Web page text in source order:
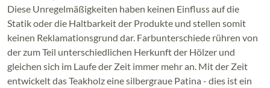
Diese Unregelmäßigkeiten haben keinen Einfluss auf die
Statik oder die Haltbarkeit der Produkte und stellen somit
keinen Reklamationsgrund dar. Farbunterschiede rühren von
der zum Teil unterschiedlichen Herkunft der Hölzer und
gleichen sich im Laufe der Zeit immer mehr an. Mit der Zeit
entwickelt das Teakholz eine silbergraue Patina - dies ist ein